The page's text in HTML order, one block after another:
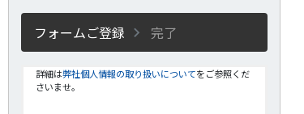
フォームご登録 完了
詳細は弊社個人情報の取り扱いについてをご参照くだ
さいませ。